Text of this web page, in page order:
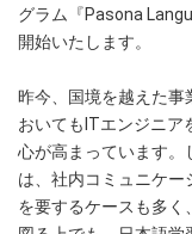
グラム『Pasona
開始いたします。
昨今、国境を越えた事
おいてもITエンジニア
心が高まっています。
は、社内コミュニケ
を要するケースも多く